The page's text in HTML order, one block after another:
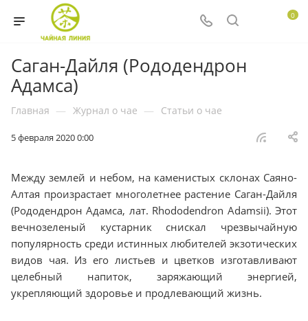
0
Саган-Дайля (Рододендрон
Адамса)
Главная — Журнал о чае — Статьи о чае
5 февраля 2020 0:00
Между землей и небом, на каменистых склонах Саяно-
Алтая произрастает многолетнее растение Саган-Дайля
(Рододендрон Адамса, лат. Rhododendron Adamsii). Этот
вечнозеленый кустарник снискал чрезвычайную
популярность среди истинных любителей экзотических
видов чая. Из его листьев и цветков изготавливают
целебный напиток, заряжающий энергией,
укрепляющий здоровье и продлевающий жизнь.